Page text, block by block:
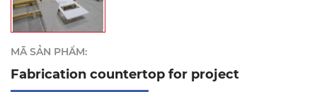
MÃ SẢN PHẨM:
Fabrication countertop for project